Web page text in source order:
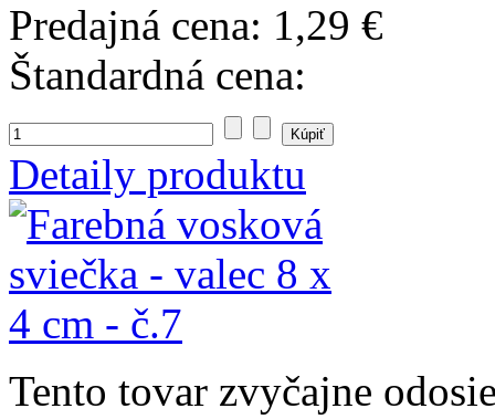
Predajná cena: 1,29 €
Štandardná cena:
Detaily produktu
Tento tovar zvyčajne